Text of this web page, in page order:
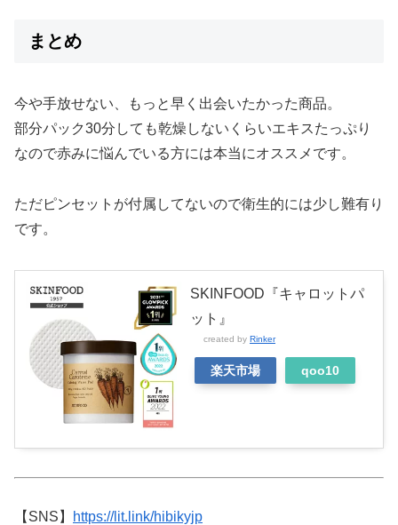
まとめ
今や手放せない、もっと早く出会いたかった商品。
部分パック30分しても乾燥しないくらいエキスたっぷり
なので赤みに悩んでいる方には本当にオススメです。
ただピンセットが付属してないので衛生的には少し難有り
です。
SKINFOOD『キャロットパ
ット』
created by Rinker
楽天市場 qoo10
【SNS】 https://lit.link/hibikyjp